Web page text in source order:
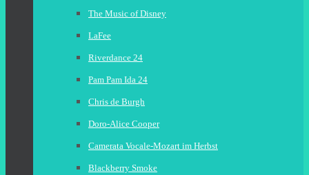
The Music of Disney
LaFee
Riverdance 24
Pam Pam Ida 24
Chris de Burgh
Doro-Alice Cooper
Camerata Vocale-Mozart im Herbst
Blackberry Smoke